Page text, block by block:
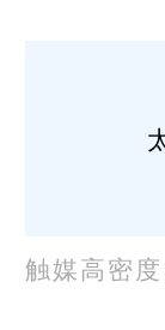
触媒高密